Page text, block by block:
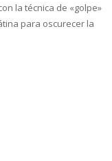
la técnica de «golpe»
para oscurecer la